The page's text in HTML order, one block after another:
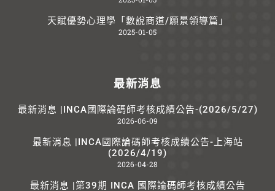
天賦優勢心理學「數說商道/願景領導篇」
2025-01-05
最新消息
最新消息 |INCA國際論碼師考核成績公告-(2026/5/27)
2026-06-09
最新消息 |INCA國際論碼師考核成績公告-上海站
(2026/4/19)
2026-04-28
最新消息 |第39期 INCA 國際論碼師考核成績公告